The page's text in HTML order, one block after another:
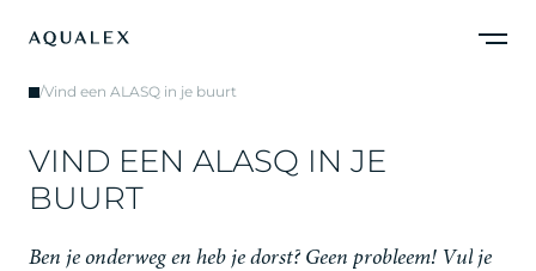
/Vind een ALASQ in je buurt
VIND EEN ALASQ IN JE
BUURT
Ben je onderweg en heb je dorst? Geen probleem! Vul je